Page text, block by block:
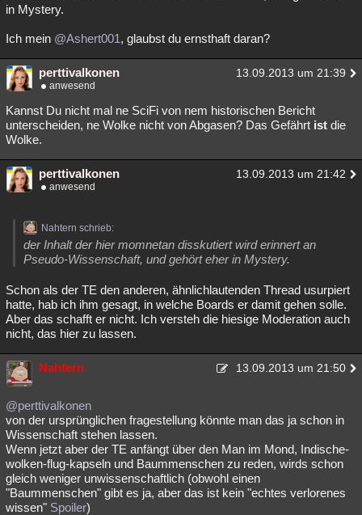
in Mystery.
Ich mein @Ashert001, glaubst du ernsthaft daran?
perttivalkonen 13.09.2013 um 21:39
anwesend
Kannst Du nicht mal ne SciFi von nem historischen Bericht
unterscheiden, ne Wolke nicht von Abgasen? Das Gefährt ist die
Wolke.
perttivalkonen 13.09.2013 um 21:42
anwesend
Nahtern schrieb:
der Inhalt der hier momnetan disskutiert wird erinnert an
Pseudo-Wissenschaft, und gehört eher in Mystery.
Schon als der TE den anderen, ähnlichlautenden Thread usurpiert
hatte, hab ich ihm gesagt, in welche Boards er damit gehen solle.
Aber das schafft er nicht. Ich versteh die hiesige Moderation auch
nicht, das hier zu lassen.
Nahtern 13.09.2013 um 21:50
@perttivalkonen
von der ursprünglichen fragestellung könnte man das ja schon in
Wissenschaft stehen lassen.
Wenn jetzt aber der TE anfängt über den Man im Mond, Indische-
wolken-flug-kapseln und Baummenschen zu reden, wirds schon
gleich weniger unwissenschaftlich (obwohl einen
"Baummenschen" gibt es ja, aber das ist kein "echtes verlorenes
wissen" Spoiler)